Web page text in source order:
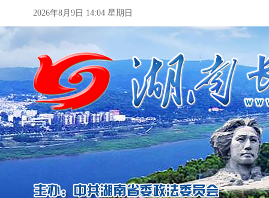
2026年8月9日 14:04 星期日